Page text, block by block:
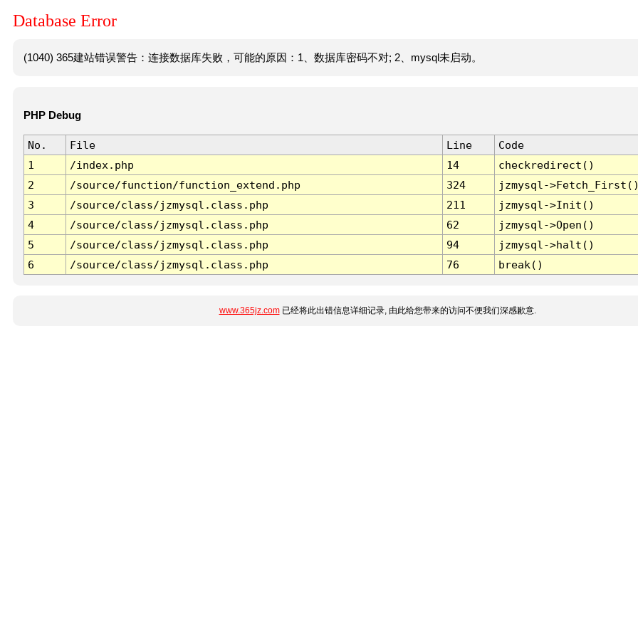
Database Error
(1040) 365建站错误警告：连接数据库失败，可能的原因：1、数据库密码不对; 2、mysql未启动。
PHP Debug
No. File Line
Code
1
/index.php 14
checkredirect()
2
/source/function/function_extend.php 324
jzmysql-
3
/source/class/jzmysql.class.php 211
jzmysql->Init()
4
/source/class/jzmysql.class.php 62
jzmysql->Open()
5
/source/class/jzmysql.class.php 94
jzmysql->halt()
6
/source/class/jzmysql.class.php 76 break()
www.365jz.com已经将此出错信息详细记录, 由此给您带来的访问不便我们深感歉意.